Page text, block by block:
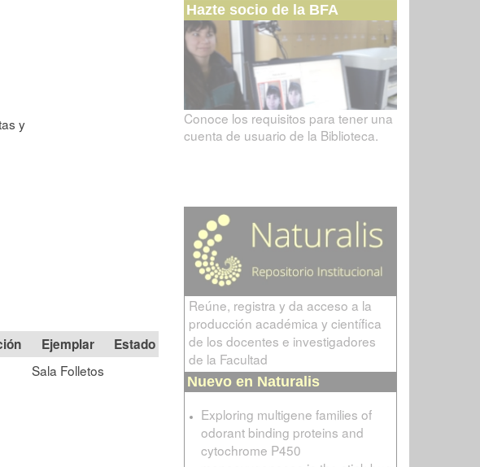
y
Estado
Sala Folletos
Hazte socio de la BFA
Conoce los requisitos para tener una
cuenta de usuario de la Biblioteca.
Reúne, registra y da acceso a la
producción académica y científica
de los docentes e investigadores
de la Facultad
Nuevo en Naturalis
Exploring multigene families of
odorant binding proteins and
cytochrome P450